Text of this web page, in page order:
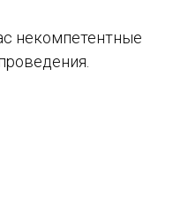
некомпетентные